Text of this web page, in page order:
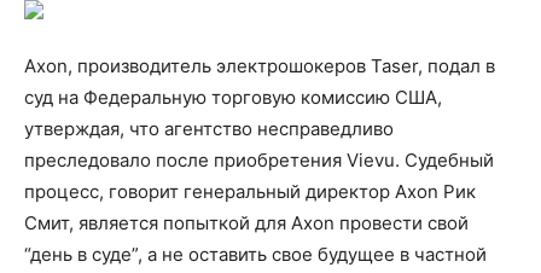
Axon, производитель электрошокеров Taser, подал в
суд на Федеральную торговую комиссию США,
утверждая, что агентство несправедливо
преследовало после приобретения Vievu. Судебный
процесс, говорит генеральный директор Axon Рик
Смит, является попыткой для Axon провести свой
“день в суде”, а не оставить свое будущее в частной